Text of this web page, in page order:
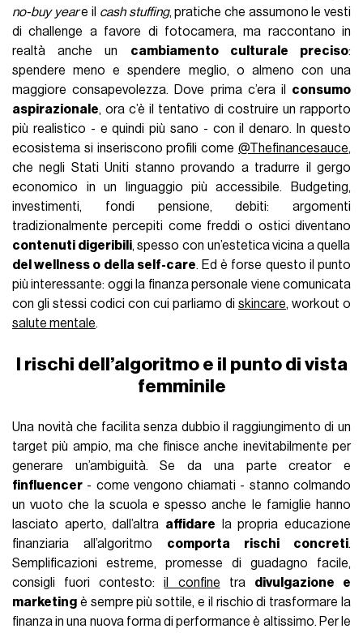
no-buy yeare il cash stuffing, pratiche che assumono le vesti
di challenge a favore di fotocamera, ma raccontano in
realtà anche un cambiamento culturale preciso:
spendere meno e spendere meglio, o almeno con una
maggiore consapevolezza. Dove prima c’era il consumo
aspirazionale, ora c’è il tentativo di costruire un rapporto
più realistico - e quindi più sano - con il denaro. In questo
ecosistema si inseriscono profili come @Thefinancesauce,
che negli Stati Uniti stanno provando a tradurre il gergo
economico in un linguaggio più accessibile. Budgeting,
investimenti, fondi pensione, debiti: argomenti
tradizionalmente percepiti come freddi o ostici diventano
contenuti digeribili, spesso con un’estetica vicina a quella
del wellness o della self-care. Ed è forse questo il punto
più interessante: oggi la finanza personale viene comunicata
con gli stessi codici con cui parliamo di skincare, workout o
salute mentale.
I rischi dell’algoritmo e il punto di vista
femminile
Una novità che facilita senza dubbio il raggiungimento di un
target più ampio, ma che finisce anche inevitabilmente per
generare un’ambiguità. Se da una parte creator e
finfluencer - come vengono chiamati - stanno colmando
un vuoto che la scuola e spesso anche le famiglie hanno
lasciato aperto, dall’altra affidare la propria educazione
finanziaria all’algoritmo comporta rischi concreti.
Semplificazioni estreme, promesse di guadagno facile,
consigli fuori contesto:il confine tra divulgazione e
marketing è sempre più sottile, e il rischio di trasformare la
finanza in una nuova forma di performance è altissimo. Per le